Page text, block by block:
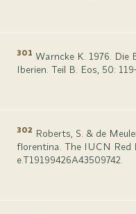
301 Warncke K. 1976. Die
Iberien. Teil B. Eos, 50:
302 Roberts, S. & de
florentina. The IUCN Red
e.T19199426A43509742.